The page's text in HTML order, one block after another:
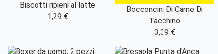
Biscotti ripieni al latte
1,29 €
Bocconcini Di Carne Di
Tacchino
3,39 €